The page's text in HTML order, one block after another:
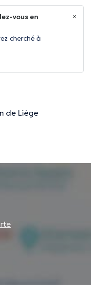
vous en
cherché à
de Liège